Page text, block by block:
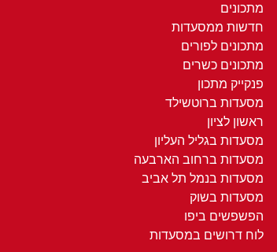
מתכונים
חדשות ממסעדות
מתכונים לפורים
מתכונים כשרים
פנקייק מתכון
מסעדות ברוטשילד
ראשון לציון
מסעדות בגליל העליון
מסעדות ברחוב הארבעה
מסעדות בנמל תל אביב
מסעדות בשוק
הפשפשים ביפו
לוח דרושים במסעדות